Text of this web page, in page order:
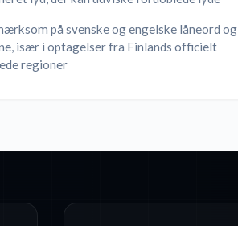
på svenske og engelske låneord og
især i optagelser fra Finlands officielt
regioner